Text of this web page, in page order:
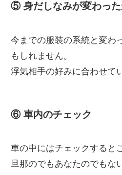
⑤ 身だしなみが変わった
今までの服装の系統と変わ
もしれません。
浮気相手の好みに合わせて
⑥ 車内のチェック
車の中にはチェックすると
旦那のでもあなたのでもな